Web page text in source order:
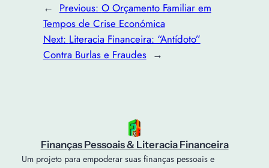
← Previous: O Orçamento Familiar em
Tempos de Crise Económica
Next: Literacia Financeira: “Antídoto”
Contra Burlas e Fraudes →
Finanças Pessoais & Literacia Financeira
Um projeto para empoderar suas finanças pessoais e